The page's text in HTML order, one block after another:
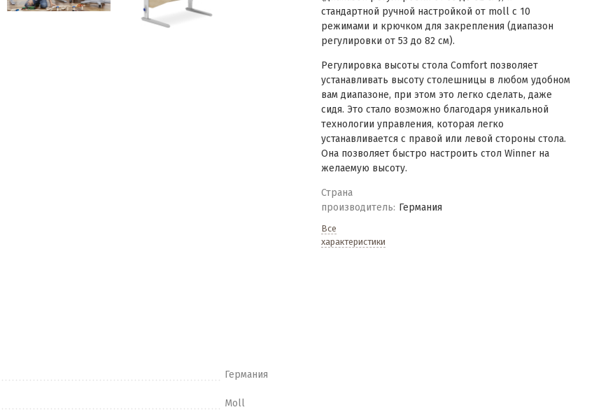
стандартной ручной настройкой от moll с 10
режимами и крючком для закрепления (диапазон
регулировки от 53 до 82 см).
Регулировка высоты стола Comfort позволяет
устанавливать высоту столешницы в любом удобном
вам диапазоне, при этом это легко сделать, даже
сидя. Это стало возможно благодаря уникальной
технологии управления, которая легко
устанавливается с правой или левой стороны стола.
Она позволяет быстро настроить стол Winner на
желаемую высоту.
Страна
производитель: Германия
Все
характеристики
Германия
Moll